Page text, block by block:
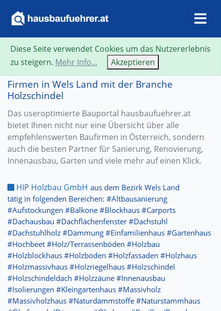
Firmen in Wels Land mit der Branche
Holzschindel
Das useroptimierte Bauportal hausbaufuehrer.at
bietet Ihnen nicht nur eine Übersicht über alle
empfehlenswerten Baufirmen in Österreich, sondern
auch die besten Partner für Sanierung, Renovierung,
Innenausbau, Garten und viele mehr auf einen Klick.
HIP Holzbau GmbH aus dem Bezirk Wels Land
tätig in folgenden Bereichen: #Altbausanierung
#Aufstockungen #Balkone #Blockhaus #Carports
#Dachausbau #Dachflächenfenster #Dachstuhl
#Dachstuhlholz #Dämmung #Einfamilienhaus #Gartenhaus
#Hochbeet #Holz/Terrassenböden #Holzbau
#Holzblockhaus #Holzböden #Holzfassaden #Holzhaus
#Holzmassivhaus #Holzriegelhaus #Holzschindel
#Holzschindeldach #Holzzäune #Innenausbau
#Isolierungen #Kleingartenhaus #Massivholz
#Massivholzhaus #Naturdämmstoffe #Naturstammhaus
Diese Seite verwendet Cookies um das Nutzererlebnis
zu steigern. Mehr Info... Akzeptieren